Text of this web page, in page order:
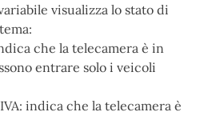
visualizza lo stato di
che la telecamera è in
entrare solo i veicoli
indica che la telecamera è